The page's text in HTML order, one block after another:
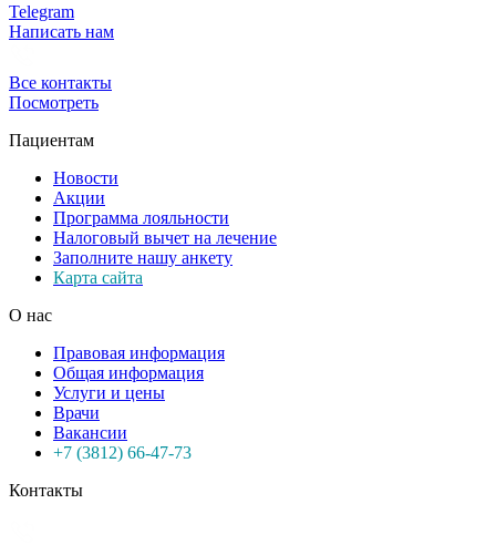
Telegram
Написать нам
Все контакты
Посмотреть
Пациентам
Новости
Акции
Программа лояльности
Налоговый вычет на лечение
Заполните нашу анкету
Карта сайта
О нас
Правовая информация
Общая информация
Услуги и цены
Врачи
Вакансии
+7 (3812) 66-47-73
Контакты